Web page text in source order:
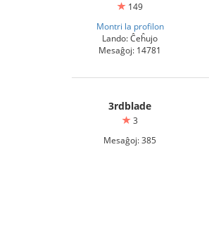
149
Montri la profilon
Lando: Ĉeĥujo
Mesaĝoj: 14781
3rdblade
3
Mesaĝoj: 385